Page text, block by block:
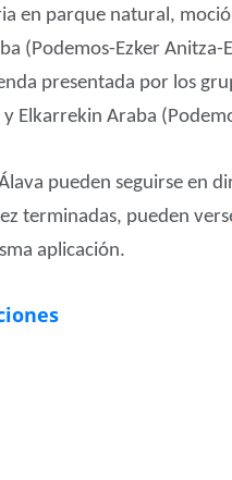
en parque natural,
(Podemos-Ezker
presentada por los
Elkarrekin Araba
pueden seguirse
terminadas, pueden
aplicación.